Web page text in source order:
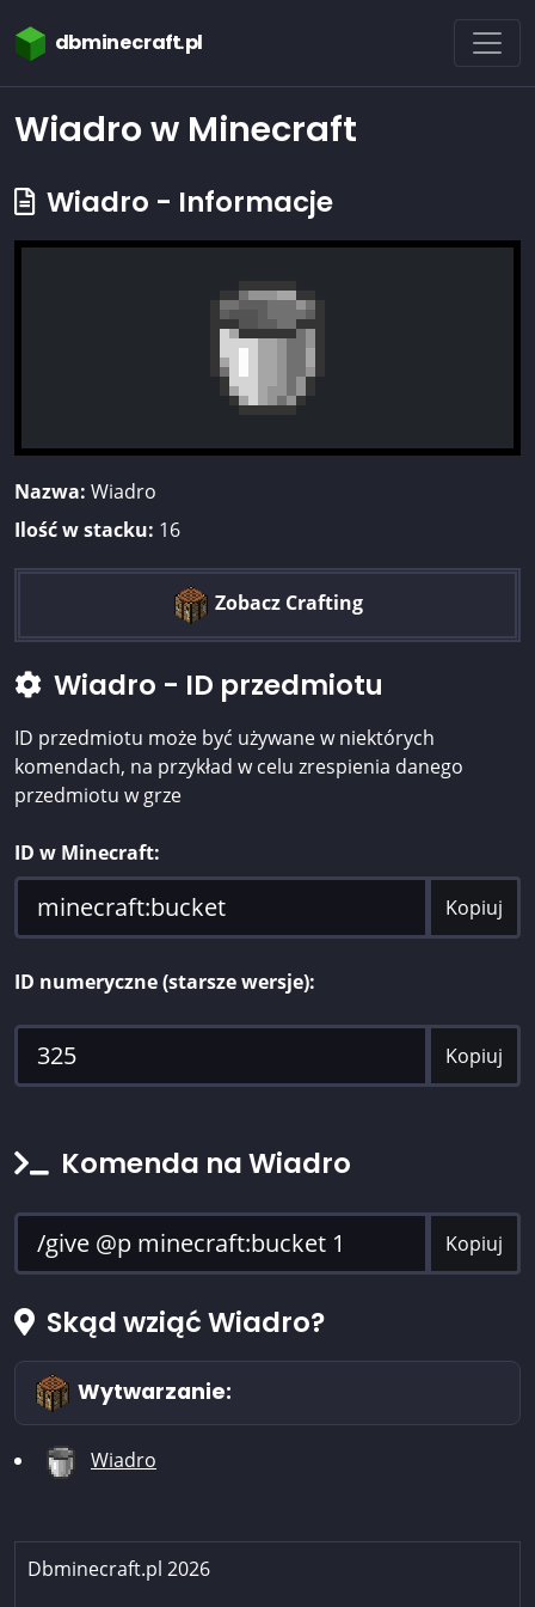
dbminecraft.pl
Wiadro w Minecraft
Wiadro - Informacje
Nazwa: Wiadro
Ilość w stacku: 16
Zobacz Crafting
Wiadro - ID przedmiotu
ID przedmiotu może być używane w niektórych
komendach, na przykład w celu zrespienia danego
przedmiotu w grze
ID w Minecraft:
Kopiuj
ID numeryczne (starsze wersje):
Kopiuj
Komenda na Wiadro
Kopiuj
Skąd wziąć Wiadro?
Wytwarzanie:
Wiadro
Dbminecraft.pl 2026